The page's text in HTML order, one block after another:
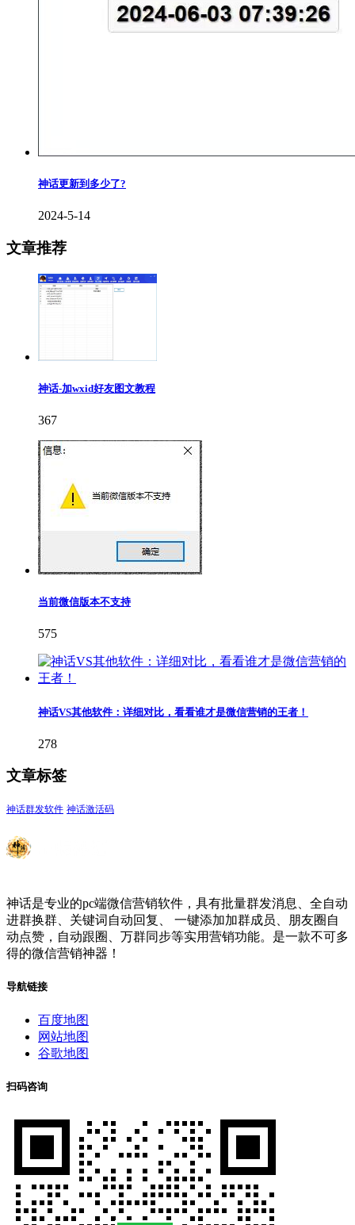
神话更新到多少了?
2024-5-14
文章推荐
神话-加wxid好友图文教程
367
当前微信版本不支持
575
神话VS其他软件：详细对比，看看谁才是微信营销的王者！
278
文章标签
神话群发软件 神话激活码
神话是专业的pc端微信营销软件，具有批量群发消息、全自动
进群换群、关键词自动回复、 一键添加加群成员、朋友圈自
动点赞，自动跟圈、万群同步等实用营销功能。是一款不可多
得的微信营销神器！
导航链接
百度地图
网站地图
谷歌地图
扫码咨询